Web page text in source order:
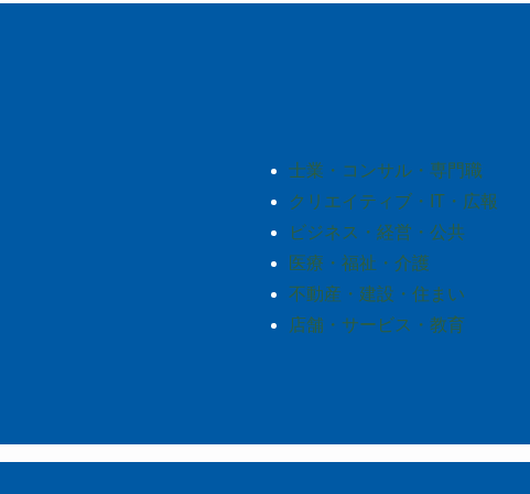
士業・コンサル・専門職
クリエイティブ・IT・広報
ビジネス・経営・公共
医療・福祉・介護
不動産・建設・住まい
店舗・サービス・教育